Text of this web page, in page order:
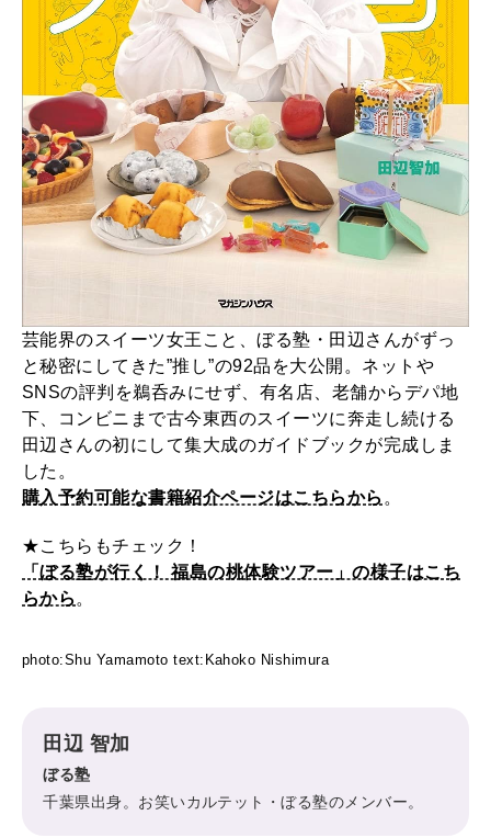
芸能界のスイーツ女王こと、ぼる塾・田辺さんがずっ
と秘密にしてきた”推し”の92品を大公開。ネットや
SNSの評判を鵜呑みにせず、有名店、老舗からデパ地
下、コンビニまで古今東西のスイーツに奔走し続ける
田辺さんの初にして集大成のガイドブックが完成しま
した。
購入予約可能な書籍紹介ページはこちらから 。
★こちらもチェック！
「ぼる塾が行く！ 福島の桃体験ツアー」の様子はこち
らから 。
photo:Shu Yamamoto text:Kahoko Nishimura
田辺 智加
ぼる塾
千葉県出身。お笑いカルテット・ぼる塾のメンバー。